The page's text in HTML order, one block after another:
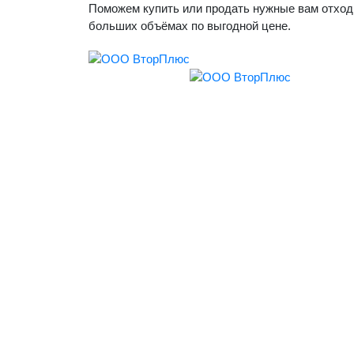
Поможем купить или продать нужные вам
больших объёмах по выгодной цене.